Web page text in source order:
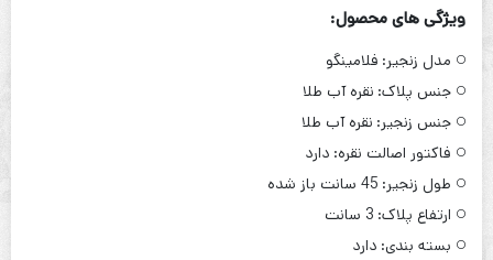
ویژگی های محصول:
مدل زنجیر: فلامینگو
جنس پلاک: نقره آب طلا
جنس زنجیر: نقره آب طلا
فاکتور اصالت نقره: دارد
طول زنجیر: 45 سانت باز شده
ارتفاع پلاک: 3 سانت
بسته بندی: دارد